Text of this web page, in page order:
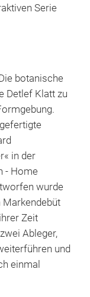
Serie
botanische
Detlef Klatt zu
in der
- Home
wurde
Markendebüt
Zeit
Ableger,
und
einmal